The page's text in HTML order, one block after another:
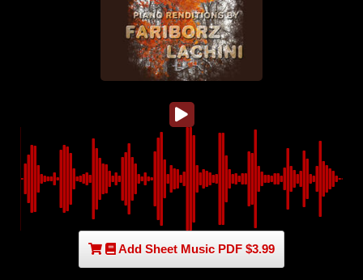
Add Sheet Music PDF $3.99